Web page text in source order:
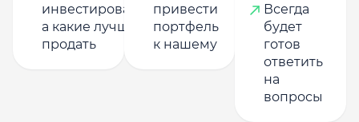
инвестировать,
а какие лучше
продать
привести
портфель
к нашему
Всегда
будет
готов
ответить
на
вопросы